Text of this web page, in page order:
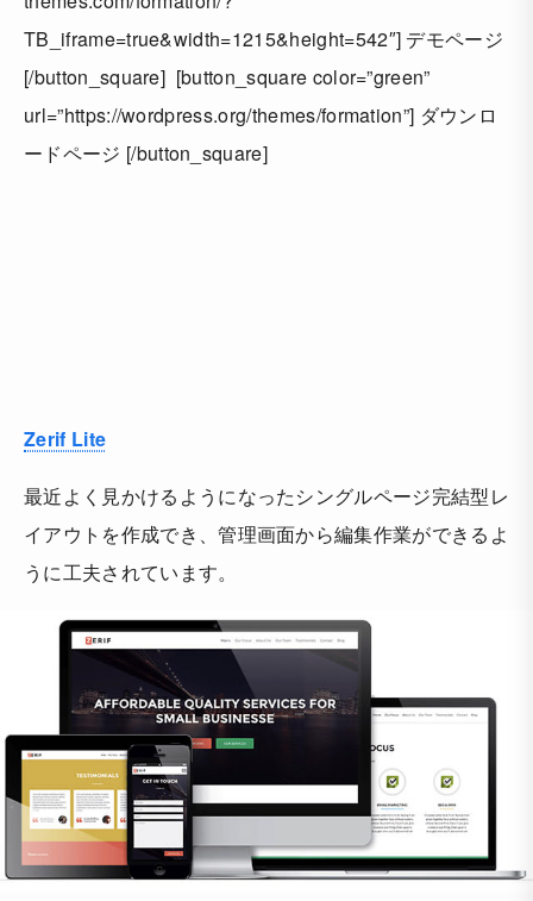
TB_iframe=true&width=1215&height=542″] デモページ
[/button_square] [button_square color=”green”
url=”https://wordpress.org/themes/formation”] ダウンロ
ードページ [/button_square]
Zerif Lite
最近よく見かけるようになったシングルページ完結型レ
イアウトを作成でき、管理画面から編集作業ができるよ
うに工夫されています。